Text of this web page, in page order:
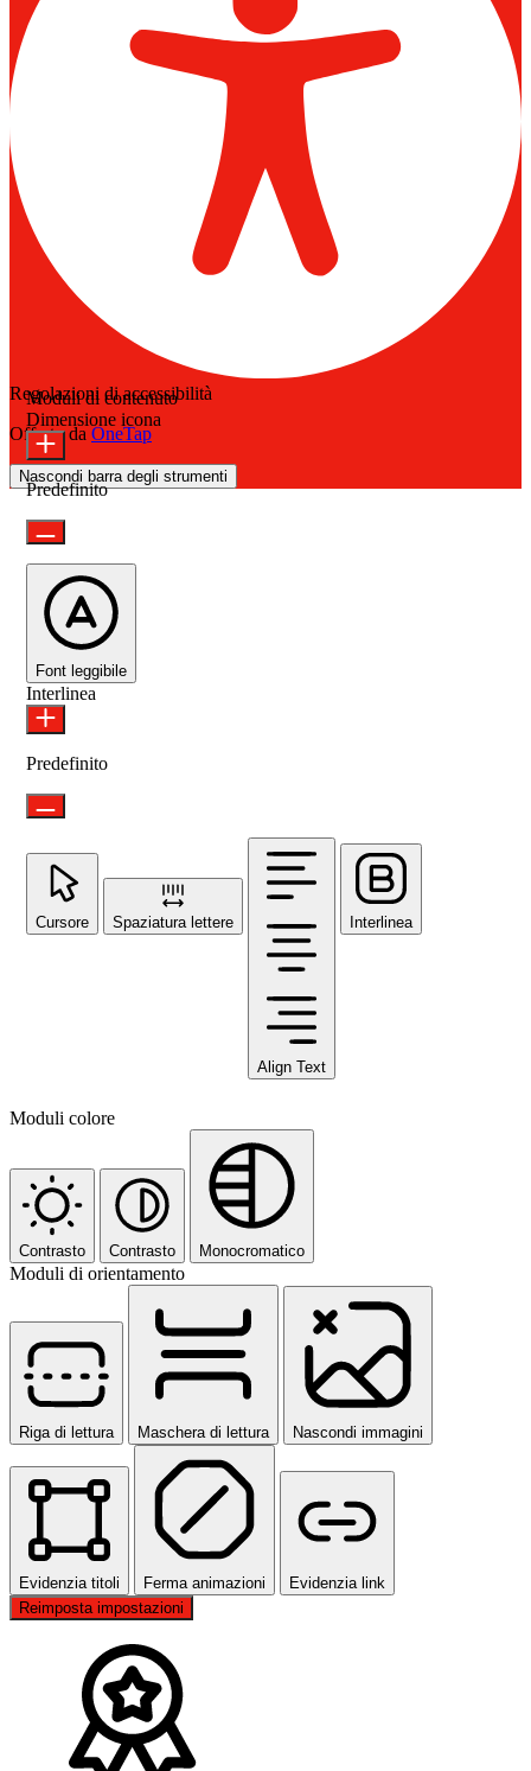
Regolazioni di accessibilità
Offerto da OneTap
Nascondi barra degli strumenti
Moduli di contenuto
Dimensione icona
Predefinito
Font leggibile
Interlinea
Predefinito
Cursore Spaziatura lettere
Align Text
Interlinea
Moduli colore
Contrasto Contrasto Monocromatico
Moduli di orientamento
Riga di lettura Maschera di lettura Nascondi immagini
Evidenzia titoli Ferma animazioni
Evidenzia link
Reimposta impostazioni